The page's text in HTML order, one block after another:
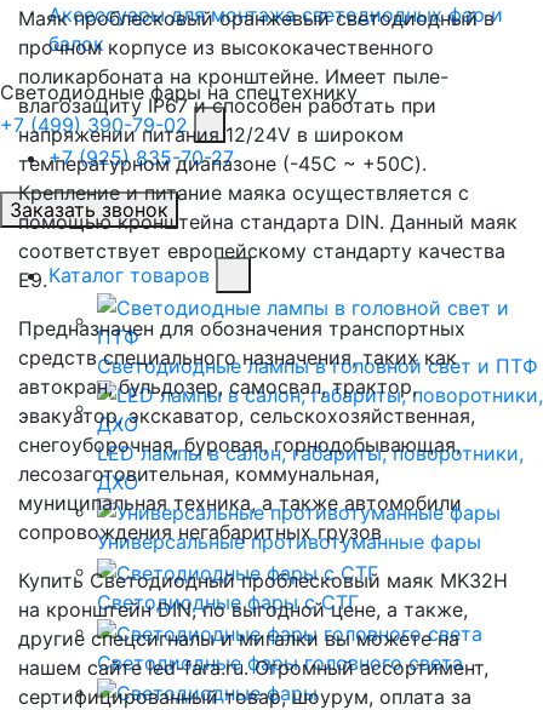
Аксессуары для монтажа светодиодных фар и
балок
Светодиодные фары на спецтехнику
+7 (499) 390-79-02
+7 (925) 835-70-27
Заказать звонок
Каталог товаров
Светодиодные лампы в головной свет и ПТФ
LED лампы в салон, габариты, поворотники,
ДХО
Универсальные противотуманные фары
Светодиодные фары с СТГ
Светодиодные фары головного света
Маяк проблесковый оранжевый светодиодный в
прочном корпусе из высококачественного
поликарбоната на кронштейне. Имеет пыле-
влагозащиту IP67 и способен работать при
напряжении питания 12/24V в широком
температурном диапазоне (-45C ~ +50C).
Крепление и питание маяка осуществляется с
помощью кронштейна стандарта DIN. Данный маяк
соответствует европейскому стандарту качества
E9.
Предназначен для обозначения транспортных
средств специального назначения, таких как
автокран, бульдозер, самосвал, трактор,
эвакуатор, экскаватор, сельскохозяйственная,
снегоуборочная, буровая, горнодобывающая,
лесозаготовительная, коммунальная,
муниципальная техника, а также автомобили
сопровождения негабаритных грузов
Купить Светодиодный проблесковый маяк MK32H
на кронштейн DIN, по выгодной цене, а также,
другие спецсигналы и мигалки вы можете на
нашем сайте led-fara.ru. Огромный ассортимент,
сертифицированный товар, шоурум, оплата за